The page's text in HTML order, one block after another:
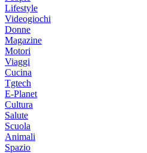
Lifestyle
Videogiochi
Donne
Magazine
Motori
Viaggi
Cucina
Tgtech
E-Planet
Cultura
Salute
Scuola
Animali
Spazio